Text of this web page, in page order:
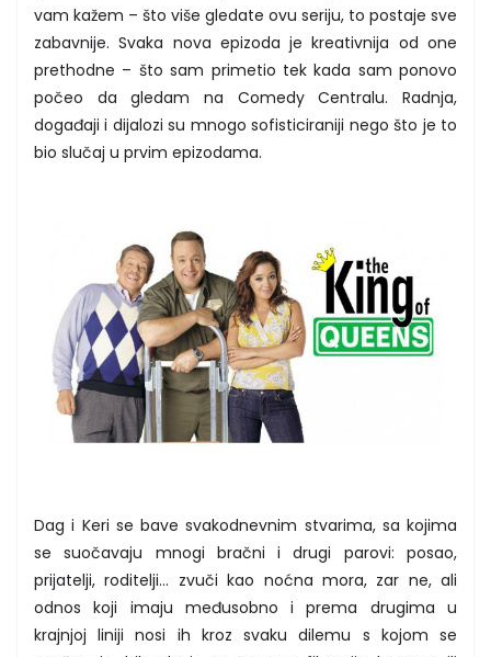
vam kažem – što više gledate ovu seriju, to postaje sve
zabavnije. Svaka nova epizoda je kreativnija od one
prethodne – što sam primetio tek kada sam ponovo
počeo da gledam na Comedy Centralu. Radnja,
događaji i dijalozi su mnogo sofisticiraniji nego što je to
bio slučaj u prvim epizodama.
Dag i Keri se bave svakodnevnim stvarima, sa kojima
se suočavaju mnogi bračni i drugi parovi: posao,
prijatelji, roditelji… zvuči kao noćna mora, zar ne, ali
odnos koji imaju međusobno i prema drugima u
krajnjoj liniji nosi ih kroz svaku dilemu s kojom se